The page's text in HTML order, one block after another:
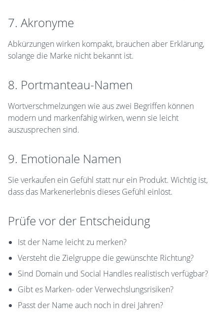
7. Akronyme
Abkürzungen wirken kompakt, brauchen aber Erklärung,
solange die Marke nicht bekannt ist.
8. Portmanteau-Namen
Wortverschmelzungen wie aus zwei Begriffen können
modern und markenfähig wirken, wenn sie leicht
auszusprechen sind.
9. Emotionale Namen
Sie verkaufen ein Gefühl statt nur ein Produkt. Wichtig ist,
dass das Markenerlebnis dieses Gefühl einlöst.
Prüfe vor der Entscheidung
Ist der Name leicht zu merken?
Versteht die Zielgruppe die gewünschte Richtung?
Sind Domain und Social Handles realistisch verfügbar?
Gibt es Marken- oder Verwechslungsrisiken?
Passt der Name auch noch in drei Jahren?